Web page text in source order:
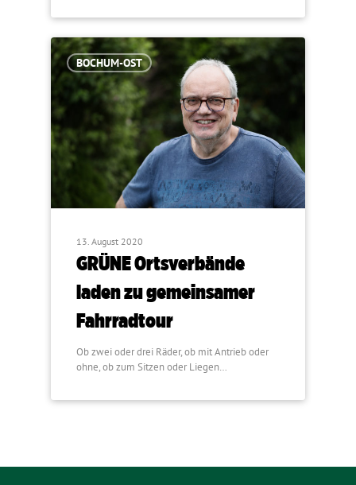
BOCHUM-OST
13. August 2020
GRÜNE Ortsverbände
laden zu gemeinsamer
Fahrradtour
Ob zwei oder drei Räder, ob mit Antrieb oder
ohne, ob zum Sitzen oder Liegen…